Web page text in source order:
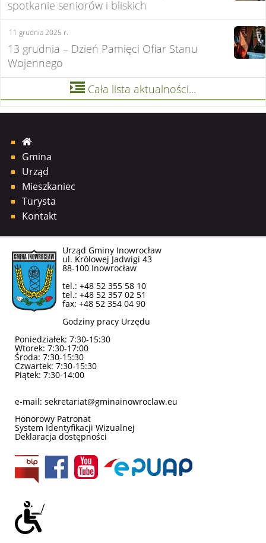
spotkanie seniorów i bliskich
11 grudnia 2025 r.
13 grudnia – Dzień Pamięci Ofiar Stanu
Wojennego
 Cała lista aktualności...

Gmina
Urząd
Mieszkaniec
Turysta
Kontakt
Urząd Gminy Inowrocław
ul. Królowej Jadwigi 43
88-100 Inowrocław
tel.: +48 52 355 58 10
tel.: +48 52 357 02 51
fax: +48 52 354 04 90
Godziny pracy Urzędu
Poniedziałek: 7:30-15:30
Wtorek: 7:30-17:00
Środa: 7:30-15:30
Czwartek: 7:30-15:30
Piątek: 7:30-14:00
e-mail: sekretariat@gminainowroclaw.eu
Honorowy Patronat
System Identyfikacji Wizualnej
Deklaracja dostępności